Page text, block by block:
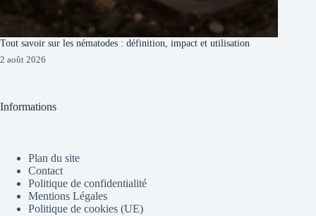
Tout savoir sur les nématodes : définition, impact et utilisation
2 août 2026
Informations
Plan du site
Contact
Politique de confidentialité
Mentions Légales
Politique de cookies (UE)